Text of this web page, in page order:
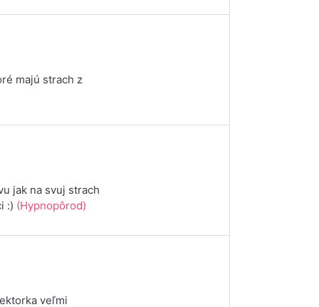
majú strach z
jak na svuj strach
:) (Hypnopôrod)
veľmi